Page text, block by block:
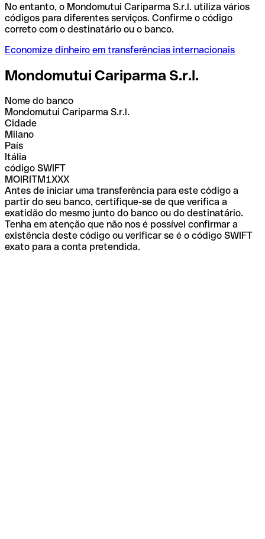
No entanto, o Mondomutui Cariparma S.r.l. utiliza vários
códigos para diferentes serviços. Confirme o código
correto com o destinatário ou o banco.
Economize dinheiro em transferências internacionais
Mondomutui Cariparma S.r.l.
Nome do banco
Mondomutui Cariparma S.r.l.
Cidade
Milano
País
Itália
código SWIFT
MOIRITM1XXX
Antes de iniciar uma transferência para este código a
partir do seu banco, certifique-se de que verifica a
exatidão do mesmo junto do banco ou do destinatário.
Tenha em atenção que não nos é possível confirmar a
existência deste código ou verificar se é o código SWIFT
exato para a conta pretendida.